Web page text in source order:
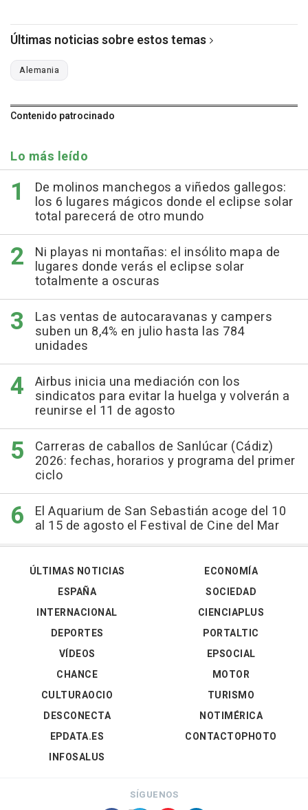
Últimas noticias sobre estos temas
Alemania
Contenido patrocinado
Lo más leído
De molinos manchegos a viñedos gallegos:
los 6 lugares mágicos donde el eclipse solar
total parecerá de otro mundo
Ni playas ni montañas: el insólito mapa de
lugares donde verás el eclipse solar
totalmente a oscuras
Las ventas de autocaravanas y campers
suben un 8,4% en julio hasta las 784
unidades
Airbus inicia una mediación con los
sindicatos para evitar la huelga y volverán a
reunirse el 11 de agosto
Carreras de caballos de Sanlúcar (Cádiz)
2026: fechas, horarios y programa del primer
ciclo
El Aquarium de San Sebastián acoge del 10
al 15 de agosto el Festival de Cine del Mar
ÚLTIMAS NOTICIAS
ESPAÑA
INTERNACIONAL
DEPORTES
VÍDEOS
ECONOMÍA
SOCIEDAD
CIENCIAPLUS
PORTALTIC
EPSOCIAL
CHANCE
CULTURAOCIO
DESCONECTA
EPDATA.ES
INFOSALUS
MOTOR
TURISMO
NOTIMÉRICA
CONTACTOPHOTO
SÍGUENOS